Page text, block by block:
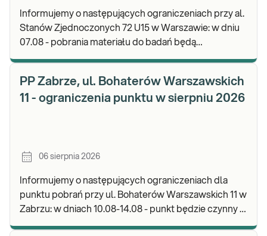
Informujemy o następujących ograniczeniach przy al.
Stanów Zjednoczonych 72 U15 w Warszawie: w dniu
07.08 - pobrania materiału do badań będą
PP Zabrze, ul. Bohaterów Warszawskich
11 - ograniczenia punktu w sierpniu 2026
06 sierpnia 2026
Informujemy o następujących ograniczeniach dla
punktu pobrań przy ul. Bohaterów Warszawskich 11 w
Zabrzu: w dniach 10.08-14.08 - punkt będzie czynny w